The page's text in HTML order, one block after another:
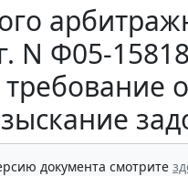
N Ф05-
документа смотрите